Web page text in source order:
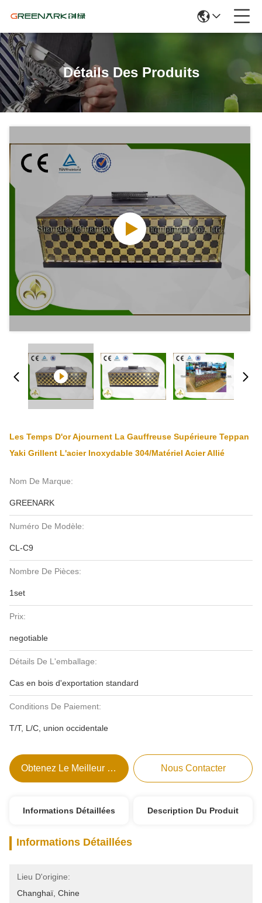
Détails Des Produits
Les Temps D'or Ajournent La Gauffreuse Supérieure Teppan
Yaki Grillent L'acier Inoxydable 304/matériel Acier Allié
Nom De Marque:
GREENARK
Numéro De Modèle:
CL-C9
Nombre De Pièces:
1set
Prix:
negotiable
Détails De L'emballage:
Cas en bois d'exportation standard
Conditions De Paiement:
T/T, L/C, union occidentale
Obtenez Le Meilleur Prix Nous Contacter
Informations Détaillées Description Du Produit
Informations Détaillées
Lieu D'origine:
Changhaï, Chine